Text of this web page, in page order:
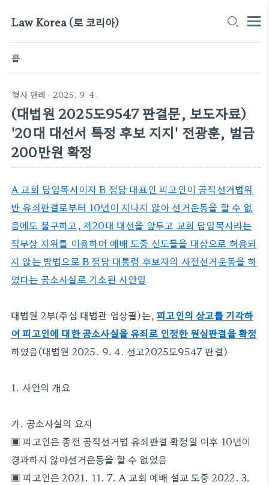
Law Korea (로 코리아)
홈
형사 판례 · 2025. 9. 4.
(대법원 2025도9547 판결문, 보도자료)
'20대 대선서 특정 후보 지지' 전광훈, 벌금
200만원 확정
A 교회 담임목사이자 B 정당 대표인 피고인이 공직선거법위
반 유죄판결로부터 10년이 지나지 않아 선거운동을 할 수 없
음에도 불구하고, 제20대 대선을 앞두고 교회 담임목사라는
직무상 지위를 이용하여 예배 도중 신도들을 대상으로 허용되
지 않는 방법으로 B 정당 대통령 후보자의 사전선거운동을 하
였다는 공소사실로 기소된 사안임
대법원 2부(주심 대법관 엄상필)는,피고인의 상고를 기각하
여 피고인에 대한 공소사실을 유죄로 인정한 원심판결을 확정
하였음(대법원 2025. 9. 4. 선고2025도9547 판결)
1. 사안의 개요
가. 공소사실의 요지
▣ 피고인은 종전 공직선거법 유죄판결 확정일 이후 10년이
경과하지 않아선거운동을 할 수 없었음
▣ 피고인은 2021. 11. 7. A 교회 예배 설교 도중 2022. 3.